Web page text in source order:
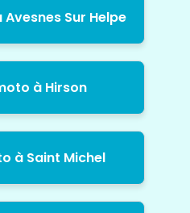
Sur Helpe
à Hirson
à Saint Michel